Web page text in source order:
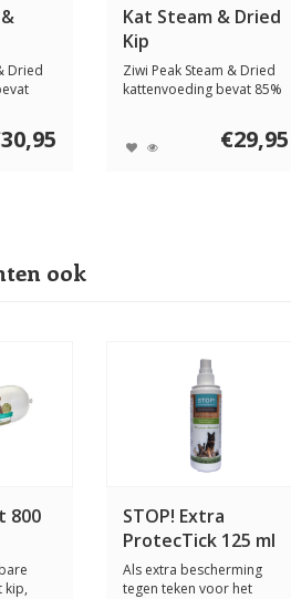
Dried
Kat Steam & Dried
Kip
Ziwi Peak Steam & Dried
kattenvoeding bevat 85%
€29,95
ook
800
kip,
STOP! Extra
ProtecTick 125 ml
Als extra bescherming
tegen teken voor het